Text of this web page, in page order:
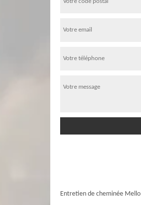
Entretien de cheminée Mello